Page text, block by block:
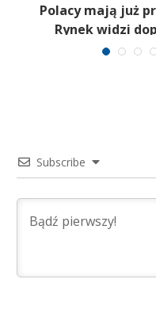
Polacy mają już
Rynek widzi
Subscribe